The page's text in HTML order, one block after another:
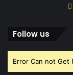
Follow us
Error Can not Get